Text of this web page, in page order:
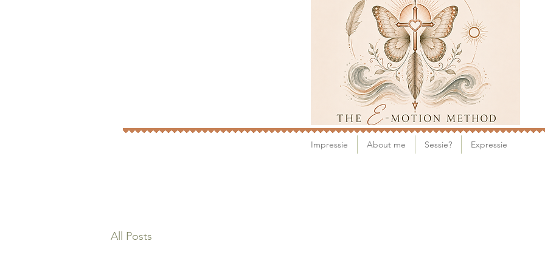
Impressie About me Sessie? Expressie
All Posts